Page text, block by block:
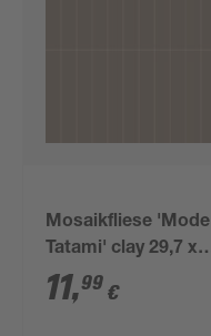
Mosaikfliese 'Mode
Tatami' clay 29,7 x
29,7 x 0,7 cm
11,99 €